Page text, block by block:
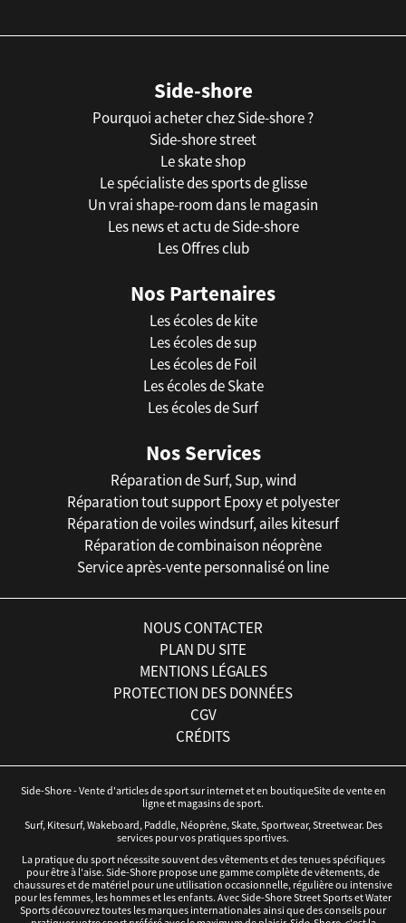
Side-shore
Pourquoi acheter chez Side-shore ?
Side-shore street
Le skate shop
Le spécialiste des sports de glisse
Un vrai shape-room dans le magasin
Les news et actu de Side-shore
Les Offres club
Nos Partenaires
Les écoles de kite
Les écoles de sup
Les écoles de Foil
Les écoles de Skate
Les écoles de Surf
Nos Services
Réparation de Surf, Sup, wind
Réparation tout support Epoxy et polyester
Réparation de voiles windsurf, ailes kitesurf
Réparation de combinaison néoprène
Service après-vente personnalisé on line
NOUS CONTACTER
PLAN DU SITE
MENTIONS LÉGALES
PROTECTION DES DONNÉES
CGV
CRÉDITS
Side-Shore - Vente d'articles de sport sur internet et en boutiqueSite de vente en
ligne et magasins de sport.
Surf, Kitesurf, Wakeboard, Paddle, Néoprène, Skate, Sportwear, Streetwear. Des
services pour vos pratiques sportives.
La pratique du sport nécessite souvent des vêtements et des tenues spécifiques
pour être à l'aise. Side-Shore propose une gamme complète de vêtements, de
chaussures et de matériel pour une utilisation occasionnelle, régulière ou intensive
pour les femmes, les hommes et les enfants. Avec Side-Shore Street Sports et Water
Sports découvrez toutes les marques internationales ainsi que des conseils pour